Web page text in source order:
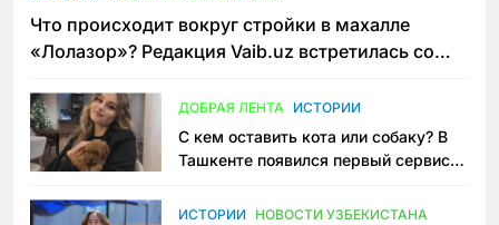
Что происходит вокруг стройки в махалле
«Лолазор»? Редакция Vaib.uz встретилась со
ДОБРАЯ ЛЕНТА ИСТОРИИ
С кем оставить кота или собаку? В
Ташкенте появился первый сервис
ИСТОРИИ НОВОСТИ УЗБЕКИСТАНА